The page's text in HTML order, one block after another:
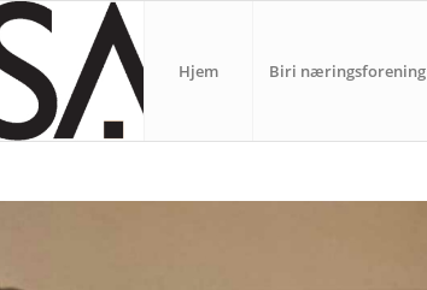
Hjem Biri næringsforening